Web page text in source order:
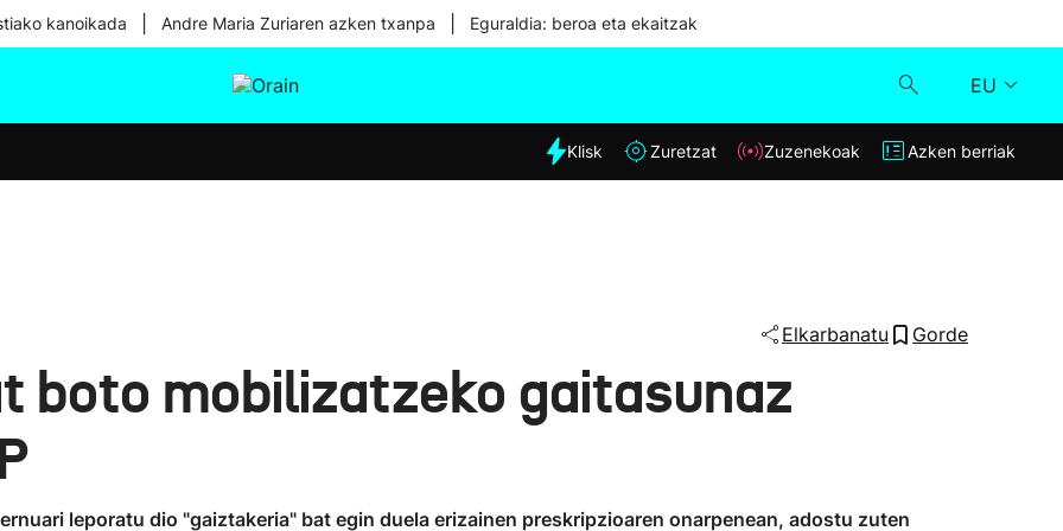
kanoikada Andre Maria Zuriaren azken txanpa Eguraldia: beroa eta ekaitzak
EU
Eguraldia
Klisk
Klisk Zuretzat Zuzenekoak Azken berriak
Elkarbanatu Gorde
boto mobilizatzeko gaitasunaz
leporatu dio "gaiztakeria" bat egin duela erizainen preskripzioaren onarpenean, adostu zuten